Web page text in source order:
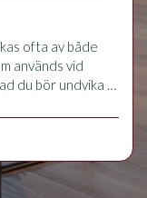
ofta av både
används vid
du bör undvika
misstag som kan